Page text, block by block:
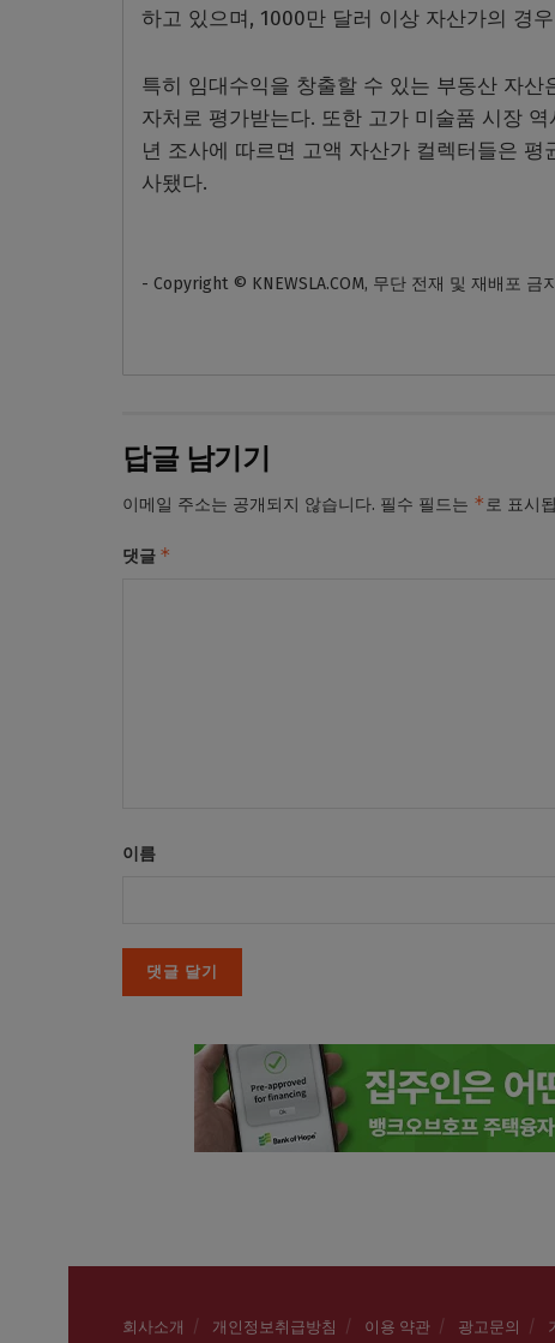
하고 있으며, 1000만 달러 이상 자산가의 경
특히 임대수익을 창출할 수 있는 부동산 자
자처로 평가받는다. 또한 고가 미술품 시장
년 조사에 따르면 고액 자산가 컬렉터들은
사됐다.
- Copyright © KNEWSLA.COM, 무단 전재 및 재배포 금
답글 남기기
이메일 주소는 공개되지 않습니다. 필수 필드는 *로 표시
댓글 *
이름
회사소개 개인정보취급방침 이용 약관 광고문의